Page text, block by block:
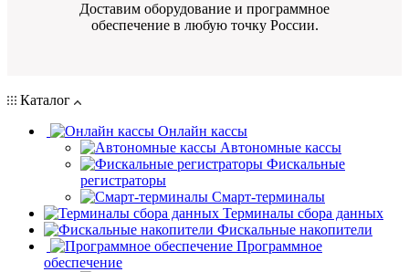
Доставим оборудование и программное
обеспечение в любую точку России.
Каталог
Онлайн кассы
Автономные кассы
Фискальные
регистраторы
Смарт-терминалы
Терминалы сбора данных
Фискальные накопители
Программное
обеспечение